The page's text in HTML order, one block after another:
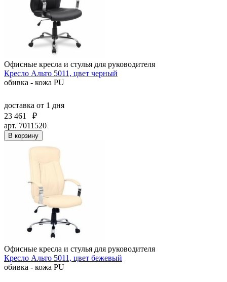
Офисные кресла и стулья для руководителя
Кресло Альто 5011, цвет черный
обивка - кожа PU
доставка от 1 дня
23 461
₽
арт. 7011520
В корзину
Офисные кресла и стулья для руководителя
Кресло Альто 5011, цвет бежевый
обивка - кожа PU